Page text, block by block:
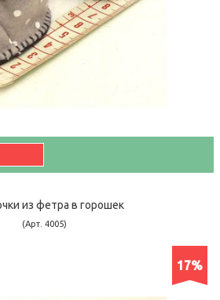
из фетра в горошек
(Арт. 4005)
17%